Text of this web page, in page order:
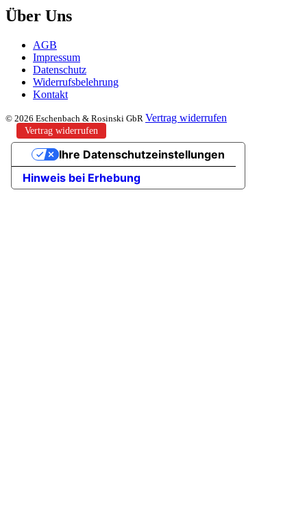
Über Uns
AGB
Impressum
Datenschutz
Widerrufsbelehrung
Kontakt
© 2026 Eschenbach & Rosinski GbR Vertrag widerrufen
Vertrag widerrufen
Hinweis bei Erhebung
Ihre Datenschutzeinstellungen